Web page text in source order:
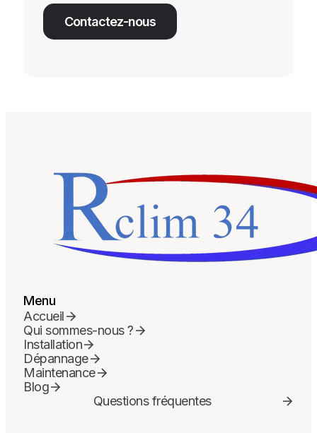
Contactez-nous
Menu
Accueil
Qui sommes-nous ?
Installation
Dépannage
Maintenance
Blog
Questions fréquentes